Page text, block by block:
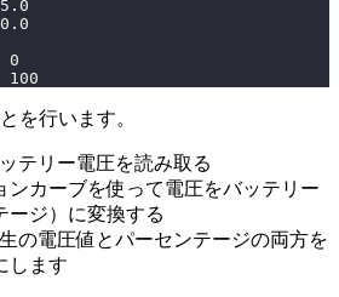
5.0
0.0
0
100
を行います。
テリー電圧を読み取る
ンカーブを使って電圧をバッテリー
ージ）に変換する
生の電圧値とパーセンテージの両方を
します